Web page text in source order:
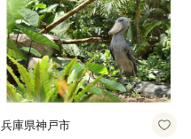
兵庫県神戸市